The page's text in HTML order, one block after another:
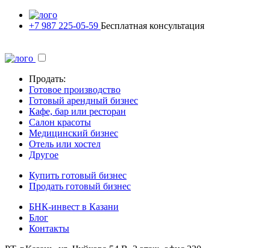
+7 987 225-05-59 Бесплатная консультация
Продать:
Готовое производство
Готовый арендный бизнес
Кафе, бар или ресторан
Салон красоты
Медицинский бизнес
Отель или хостел
Другое
Купить готовый бизнес
Продать готовый бизнес
БНК-инвест в Казани
Блог
Контакты